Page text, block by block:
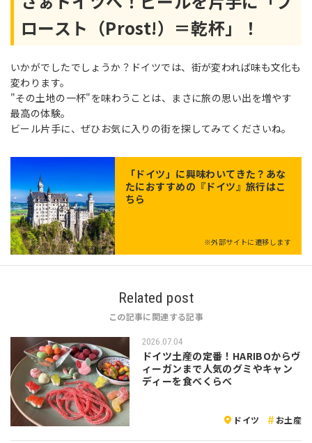
ロースト（Prost!）＝乾杯」！
いかがでしたでしょうか？ドイツでは、街が変われば味も文化も
変わります。
"その土地の一杯"を味わうことは、まさに旅の思い出を増やす
最高の体験。
ビール片手に、ぜひお気に入りの街を探してみてくださいね。
「ドイツ」に興味わいてきた？あな
たにおすすめの『ドイツ』旅行はこ
ちら
※外部サイトに遷移します
Related post
この記事に関連する記事
2026.07.04
ドイツ土産の定番！HARIBOからヴ
ィーガンまで人気のグミやキャン
ディーを食べくらべ
ドイツ お土産